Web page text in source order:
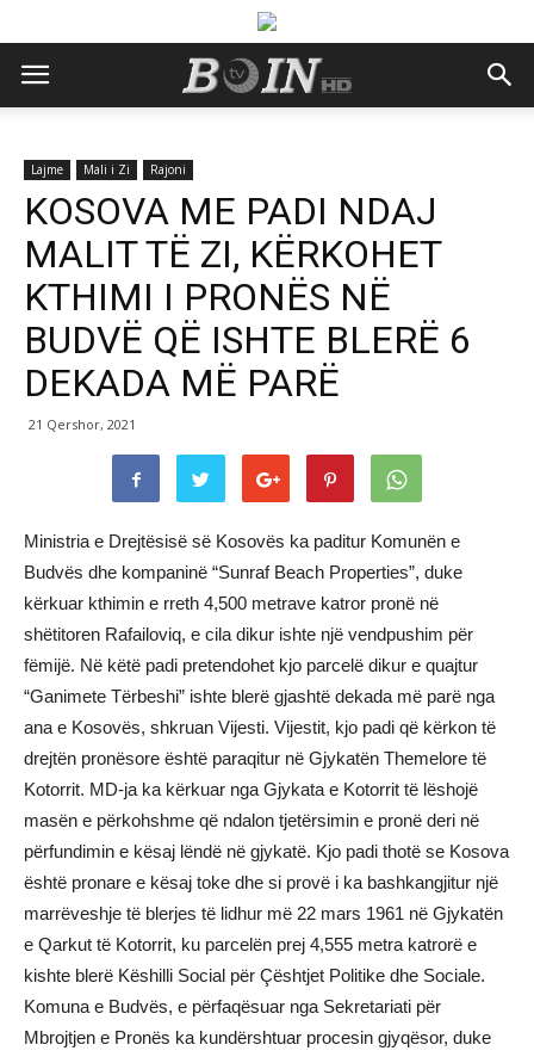
Lajme Mali i Zi Rajoni
KOSOVA ME PADI NDAJ
MALIT TË ZI, KËRKOHET
KTHIMI I PRONËS NË
BUDVË QË ISHTE BLERË 6
DEKADA MË PARË
21 Qershor, 2021
Ministria e Drejtësisë së Kosovës ka paditur Komunën e
Budvës dhe kompaninë “Sunraf Beach Properties”, duke
kërkuar kthimin e rreth 4,500 metrave katror pronë në
shëtitoren Rafailoviq, e cila dikur ishte një vendpushim për
fëmijë. Në këtë padi pretendohet kjo parcelë dikur e quajtur
“Ganimete Tërbeshi” ishte blerë gjashtë dekada më parë nga
ana e Kosovës, shkruan Vijesti. Vijestit, kjo padi që kërkon të
drejtën pronësore është paraqitur në Gjykatën Themelore të
Kotorrit. MD-ja ka kërkuar nga Gjykata e Kotorrit të lëshojë
masën e përkohshme që ndalon tjetërsimin e pronë deri në
përfundimin e kësaj lëndë në gjykatë. Kjo padi thotë se Kosova
është pronare e kësaj toke dhe si provë i ka bashkangjitur një
marrëveshje të blerjes të lidhur më 22 mars 1961 në Gjykatën
e Qarkut të Kotorrit, ku parcelën prej 4,555 metra katrorë e
kishte blerë Këshilli Social për Çështjet Politike dhe Sociale.
Komuna e Budvës, e përfaqësuar nga Sekretariati për
Mbrojtjen e Pronës ka kundërshtuar procesin gjyqësor, duke